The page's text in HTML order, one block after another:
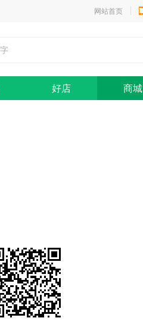
网站首页
好店 商城